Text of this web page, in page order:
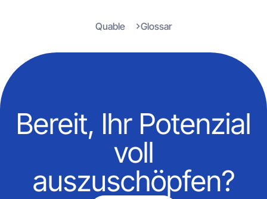
Quable Glossar
Bereit, Ihr Potenzial
voll
auszuschöpfen?